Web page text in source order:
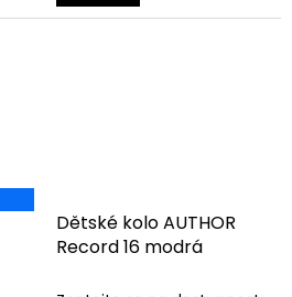
Dětské kolo AUTHOR
Record 16 modrá